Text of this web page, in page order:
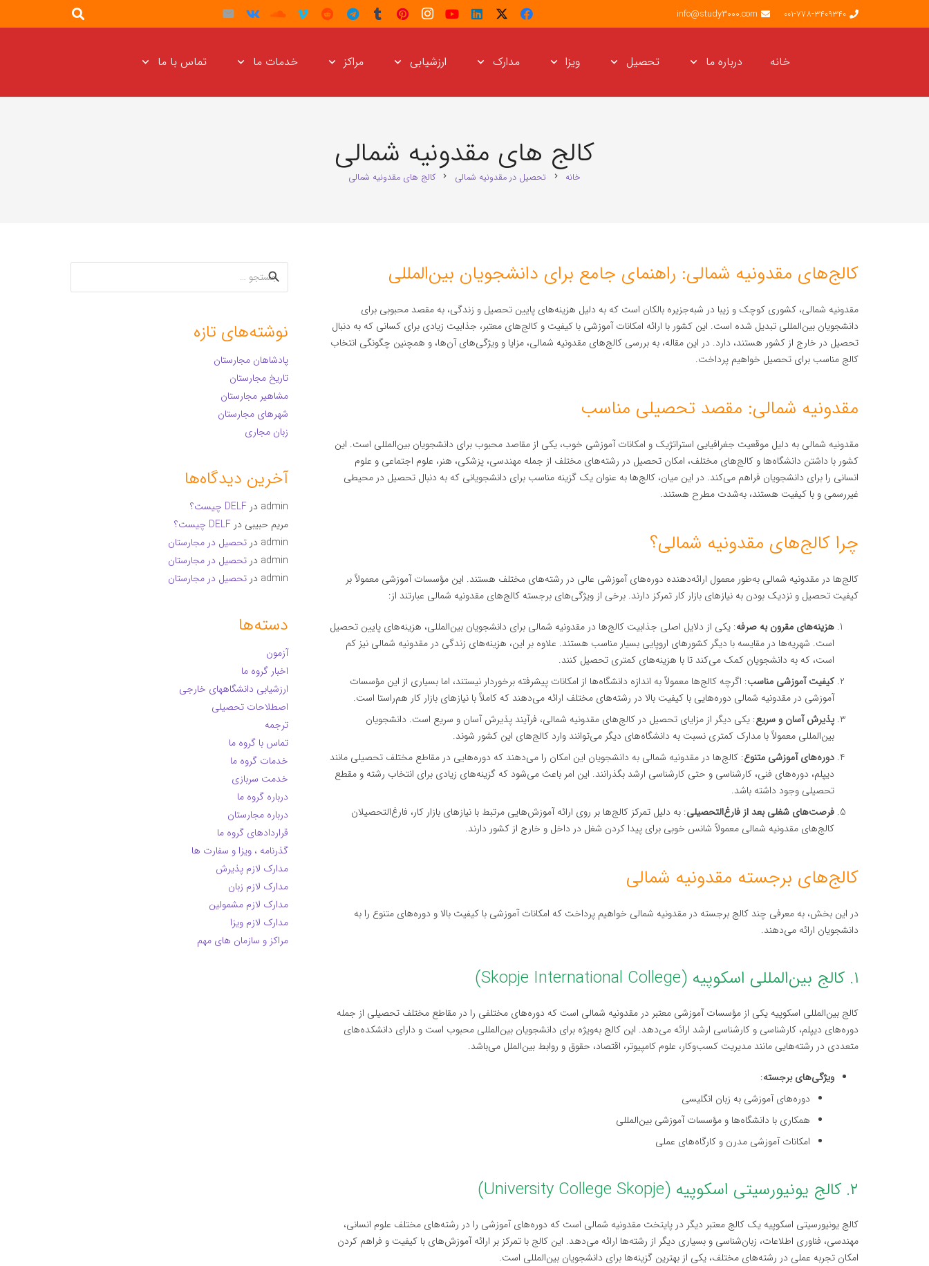
001-778-3409340
info@study3000.com
خانه درباره ما تحصیل ویزا مدارک ارزشیابی مراکز خدمات ما تماس با ما
کالج های مقدونیه شمالی
خانه chevron_right تحصیل در مقدونیه شمالی chevron_right کالج های مقدونیه شمالی
کالج‌های مقدونیه شمالی: راهنمای جامع برای دانشجویان بین‌المللی
مقدونیه شمالی، کشوری کوچک و زیبا در شبه‌جزیره بالکان است که به دلیل هزینه‌های پایین تحصیل و زندگی، به مقصد محبوبی برای
دانشجویان بین‌المللی تبدیل شده است. این کشور با ارائه امکانات آموزشی با کیفیت و کالج‌های معتبر، جذابیت زیادی برای کسانی که به دنبال
تحصیل در خارج از کشور هستند، دارد. در این مقاله، به بررسی کالج‌های مقدونیه شمالی، مزایا و ویژگی‌های آن‌ها، و همچنین چگونگی انتخاب
کالج مناسب برای تحصیل خواهیم پرداخت.
مقدونیه شمالی: مقصد تحصیلی مناسب
مقدونیه شمالی به دلیل موقعیت جغرافیایی استراتژیک و امکانات آموزشی خوب، یکی از مقاصد محبوب برای دانشجویان بین‌المللی است. این
کشور با داشتن دانشگاه‌ها و کالج‌های مختلف، امکان تحصیل در رشته‌های مختلف از جمله مهندسی، پزشکی، هنر، علوم اجتماعی و علوم
انسانی را برای دانشجویان فراهم می‌کند. در این میان، کالج‌ها به عنوان یک گزینه مناسب برای دانشجویانی که به دنبال تحصیل در محیطی
غیررسمی و با کیفیت هستند، به‌شدت مطرح هستند.
چرا کالج‌های مقدونیه شمالی؟
کالج‌ها در مقدونیه شمالی به‌طور معمول ارائه‌دهنده دوره‌های آموزشی عالی در رشته‌های مختلف هستند. این مؤسسات آموزشی معمولاً بر
کیفیت تحصیل و نزدیک بودن به نیازهای بازار کار تمرکز دارند. برخی از ویژگی‌های برجسته کالج‌های مقدونیه شمالی عبارتند از:
هزینه‌های مقرون به صرفه: یکی از دلایل اصلی جذابیت کالج‌ها در مقدونیه شمالی برای دانشجویان بین‌المللی، هزینه‌های پایین تحصیل
است. شهریه‌ها در مقایسه با دیگر کشورهای اروپایی بسیار مناسب هستند. علاوه بر این، هزینه‌های زندگی در مقدونیه شمالی نیز کم
است، که به دانشجویان کمک می‌کند تا با هزینه‌های کمتری تحصیل کنند.
کیفیت آموزشی مناسب: اگرچه کالج‌ها معمولاً به اندازه دانشگاه‌ها از امکانات پیشرفته برخوردار نیستند، اما بسیاری از این مؤسسات
آموزشی در مقدونیه شمالی دوره‌هایی با کیفیت بالا در رشته‌های مختلف ارائه می‌دهند که کاملاً با نیازهای بازار کار هم‌راستا است.
پذیرش آسان و سریع: یکی دیگر از مزایای تحصیل در کالج‌های مقدونیه شمالی، فرآیند پذیرش آسان و سریع است. دانشجویان
بین‌المللی معمولاً با مدارک کمتری نسبت به دانشگاه‌های دیگر می‌توانند وارد کالج‌های این کشور شوند.
دوره‌های آموزشی متنوع: کالج‌ها در مقدونیه شمالی به دانشجویان این امکان را می‌دهند که دوره‌هایی در مقاطع مختلف تحصیلی مانند
دیپلم، دوره‌های فنی، کارشناسی و حتی کارشناسی ارشد بگذرانند. این امر باعث می‌شود که گزینه‌های زیادی برای انتخاب رشته و مقطع
تحصیلی وجود داشته باشد.
فرصت‌های شغلی بعد از فارغ‌التحصیلی: به دلیل تمرکز کالج‌ها بر روی ارائه آموزش‌هایی مرتبط با نیازهای بازار کار، فارغ‌التحصیلان
کالج‌های مقدونیه شمالی معمولاً شانس خوبی برای پیدا کردن شغل در داخل و خارج از کشور دارند.
کالج‌های برجسته مقدونیه شمالی
در این بخش، به معرفی چند کالج برجسته در مقدونیه شمالی خواهیم پرداخت که امکانات آموزشی با کیفیت بالا و دوره‌های متنوع را به
دانشجویان ارائه می‌دهند.
۱. کالج بین‌المللی اسکوپیه (Skopje International College)
کالج بین‌المللی اسکوپیه یکی از مؤسسات آموزشی معتبر در مقدونیه شمالی است که دوره‌های مختلفی را در مقاطع مختلف تحصیلی از جمله
دوره‌های دیپلم، کارشناسی و کارشناسی ارشد ارائه می‌دهد. این کالج به‌ویژه برای دانشجویان بین‌المللی محبوب است و دارای دانشکده‌های
متعددی در رشته‌هایی مانند مدیریت کسب‌وکار، علوم کامپیوتر، اقتصاد، حقوق و روابط بین‌الملل می‌باشد.
ویژگی‌های برجسته:
دوره‌های آموزشی به زبان انگلیسی
همکاری با دانشگاه‌ها و مؤسسات آموزشی بین‌المللی
امکانات آموزشی مدرن و کارگاه‌های عملی
۲. کالج یونیورسیتی اسکوپیه (University College Skopje)
کالج یونیورسیتی اسکوپیه یک کالج معتبر دیگر در پایتخت مقدونیه شمالی است که دوره‌های آموزشی را در رشته‌های مختلف علوم انسانی،
مهندسی، فناوری اطلاعات، زبان‌شناسی و بسیاری دیگر از رشته‌ها ارائه می‌دهد. این کالج با تمرکز بر ارائه آموزش‌های با کیفیت و فراهم کردن
امکان تجربه عملی در رشته‌های مختلف، یکی از بهترین گزینه‌ها برای دانشجویان بین‌المللی است.
جستجو
برای:
نوشته‌های تازه
پادشاهان مجارستان
تاریخ مجارستان
مشاهیر مجارستان
شهرهای مجارستان
زبان مجاری
آخرین دیدگاه‌ها
admin در DELF چیست؟
مریم حبیبی در DELF چیست؟
admin در تحصیل در مجارستان
admin در تحصیل در مجارستان
admin در تحصیل در مجارستان
دسته‌ها
آزمون
اخبار گروه ما
ارزشیابی دانشگاههای خارجی
اصطلاحات تحصیلی
ترجمه
تماس با گروه ما
خدمات گروه ما
خدمت سربازی
درباره گروه ما
درباره مجارستان
قراردادهای گروه ما
گذرنامه ، ویزا و سفارت ها
مدارک لازم پذیرش
مدارک لازم زبان
مدارک لازم مشمولین
مدارک لازم ویزا
مراکز و سازمان های مهم